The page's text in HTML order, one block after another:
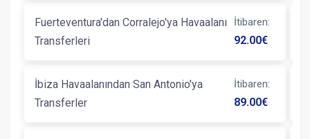
Fuerteventura'dan Corralejo'ya Havaalanı
Transferleri
İtibaren:
92.00€
İbiza Havaalanından San Antonio'ya
Transferler
İtibaren:
89.00€